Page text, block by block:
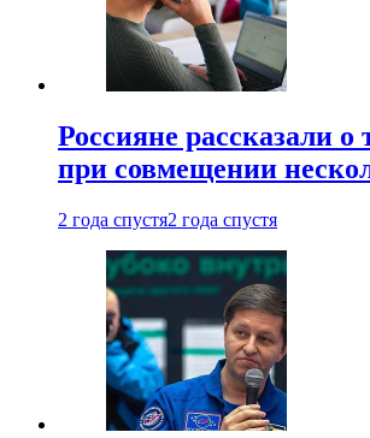
Россияне рассказали о
при совмещении
2 года спустя2 года спустя